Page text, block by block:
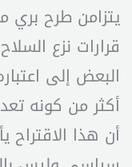
يتزامن طرح بري
قرارات نزع
البعض إلى
أكثر من كونه
أن هذا